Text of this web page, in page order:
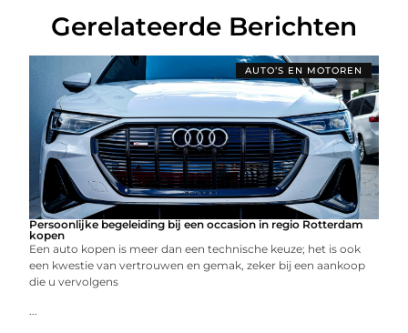
Gerelateerde Berichten
AUTO’S EN MOTOREN
Persoonlijke begeleiding bij een occasion in regio Rotterdam
kopen
Een auto kopen is meer dan een technische keuze; het is ook
een kwestie van vertrouwen en gemak, zeker bij een aankoop
die u vervolgens
...